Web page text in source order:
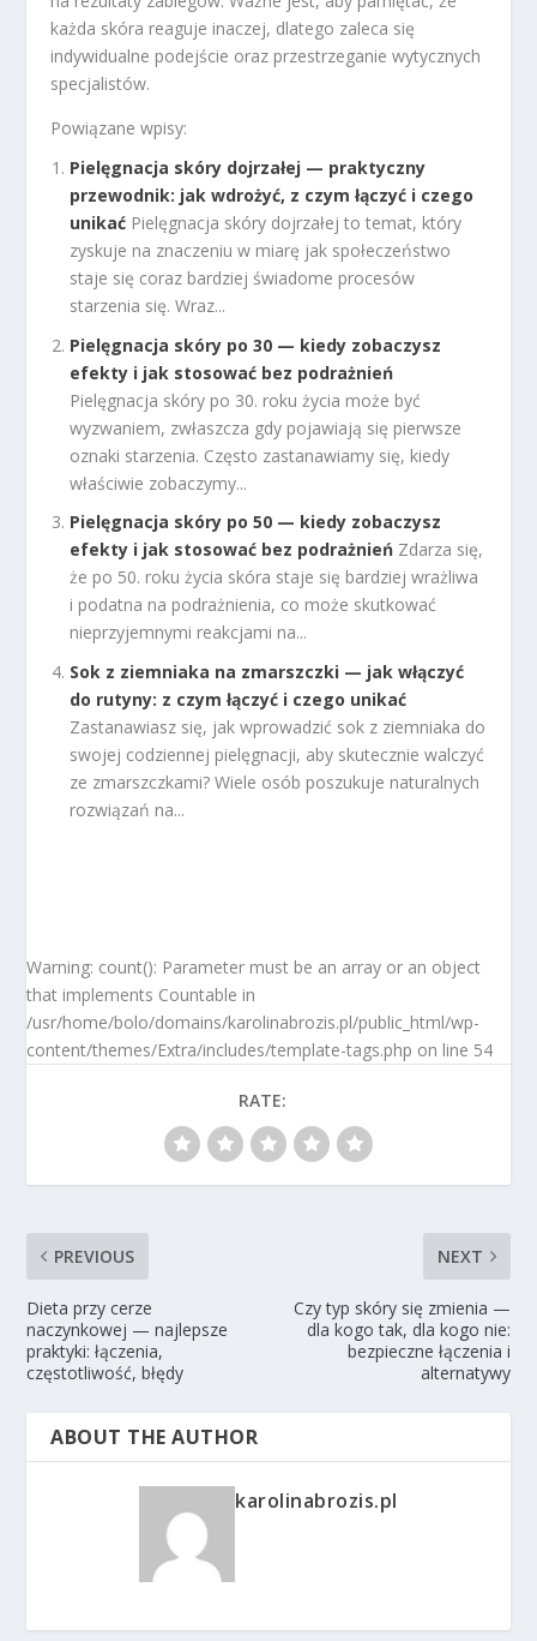
każda skóra reaguje inaczej, dlatego zaleca się
indywidualne podejście oraz przestrzeganie wytycznych
specjalistów.
Powiązane wpisy:
Pielęgnacja skóry dojrzałej — praktyczny
przewodnik: jak wdrożyć, z czym łączyć i czego
unikać Pielęgnacja skóry dojrzałej to temat, który
zyskuje na znaczeniu w miarę jak społeczeństwo
staje się coraz bardziej świadome procesów
starzenia się. Wraz...
Pielęgnacja skóry po 30 — kiedy zobaczysz
efekty i jak stosować bez podrażnień
Pielęgnacja skóry po 30. roku życia może być
wyzwaniem, zwłaszcza gdy pojawiają się pierwsze
oznaki starzenia. Często zastanawiamy się, kiedy
właściwie zobaczymy...
Pielęgnacja skóry po 50 — kiedy zobaczysz
efekty i jak stosować bez podrażnień Zdarza się,
że po 50. roku życia skóra staje się bardziej wrażliwa
i podatna na podrażnienia, co może skutkować
nieprzyjemnymi reakcjami na...
Sok z ziemniaka na zmarszczki — jak włączyć
do rutyny: z czym łączyć i czego unikać
Zastanawiasz się, jak wprowadzić sok z ziemniaka do
swojej codziennej pielęgnacji, aby skutecznie walczyć
ze zmarszczkami? Wiele osób poszukuje naturalnych
rozwiązań na...
Warning: count(): Parameter must be an array or an object
that implements Countable in
/usr/home/bolo/domains/karolinabrozis.pl/public_html/wp-
content/themes/Extra/includes/template-tags.php on line 54
RATE:
PREVIOUS
Dieta przy cerze
naczynkowej — najlepsze
praktyki: łączenia,
częstotliwość, błędy
NEXT
Czy typ skóry się zmienia —
dla kogo tak, dla kogo nie:
bezpieczne łączenia i
alternatywy
ABOUT THE AUTHOR
karolinabrozis.pl